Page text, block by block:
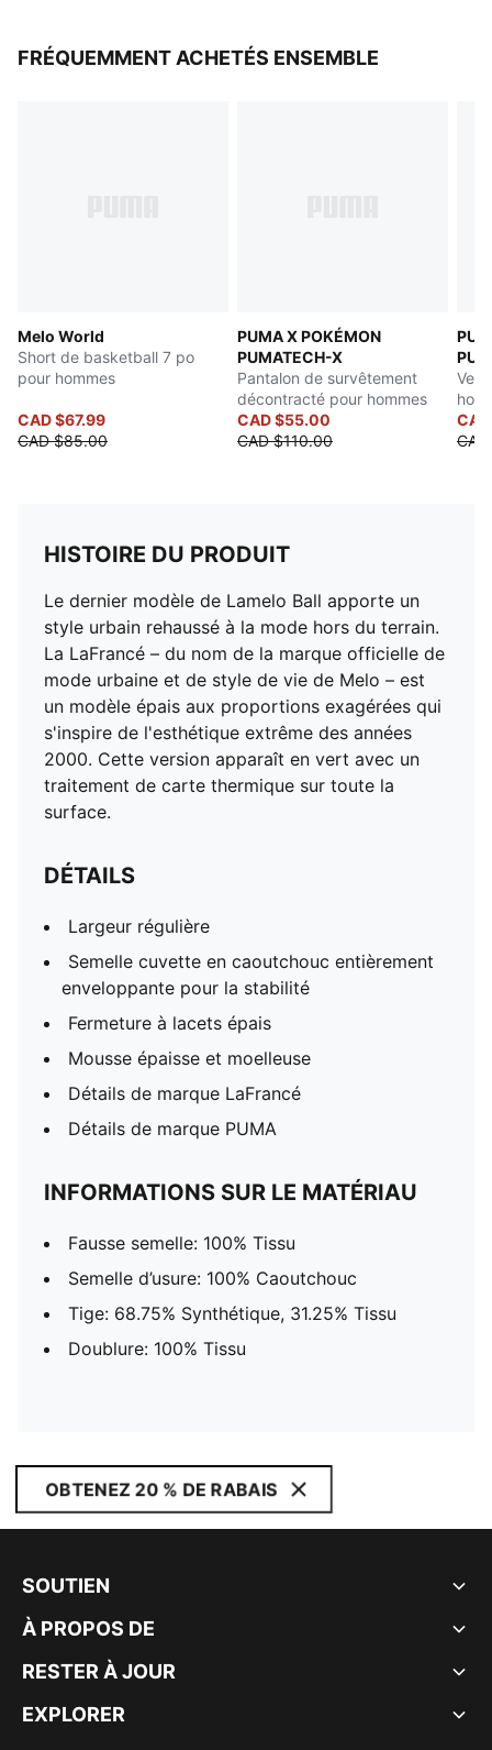
FRÉQUEMMENT ACHETÉS ENSEMBLE
Melo World
Short de basketball 7 po
pour hommes
CAD $67.99
CAD $85.00
PUMA X POKÉMON
PUMATECH-X
Pantalon de survêtement
décontracté pour hommes
CAD $55.00
CAD $110.00
HISTOIRE DU PRODUIT
Le dernier modèle de Lamelo Ball apporte un
style urbain rehaussé à la mode hors du terrain.
La LaFrancé – du nom de la marque officielle de
mode urbaine et de style de vie de Melo – est
un modèle épais aux proportions exagérées qui
s'inspire de l'esthétique extrême des années
2000. Cette version apparaît en vert avec un
traitement de carte thermique sur toute la
surface.
DÉTAILS
Largeur régulière
Semelle cuvette en caoutchouc entièrement
enveloppante pour la stabilité
Fermeture à lacets épais
Mousse épaisse et moelleuse
Détails de marque LaFrancé
Détails de marque PUMA
INFORMATIONS SUR LE MATÉRIAU
Fausse semelle: 100% Tissu
Semelle d’usure: 100% Caoutchouc
Tige: 68.75% Synthétique, 31.25% Tissu
Doublure: 100% Tissu
OBTENEZ 20 % DE RABAIS
SOUTIEN
À PROPOS DE
RESTER À JOUR
EXPLORER